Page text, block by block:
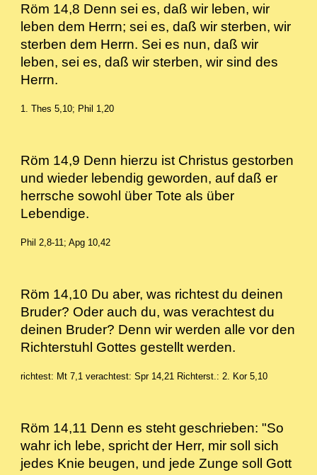
Röm 14,8 Denn sei es, daß wir leben, wir
leben dem Herrn; sei es, daß wir sterben, wir
sterben dem Herrn. Sei es nun, daß wir
leben, sei es, daß wir sterben, wir sind des
Herrn.
1. Thes 5,10; Phil 1,20
Röm 14,9 Denn hierzu ist Christus gestorben
und wieder lebendig geworden, auf daß er
herrsche sowohl über Tote als über
Lebendige.
Phil 2,8-11; Apg 10,42
Röm 14,10 Du aber, was richtest du deinen
Bruder? Oder auch du, was verachtest du
deinen Bruder? Denn wir werden alle vor den
Richterstuhl Gottes gestellt werden.
richtest: Mt 7,1 verachtest: Spr 14,21 Richterst.: 2. Kor 5,10
Röm 14,11 Denn es steht geschrieben: "So
wahr ich lebe, spricht der Herr, mir soll sich
jedes Knie beugen, und jede Zunge soll Gott